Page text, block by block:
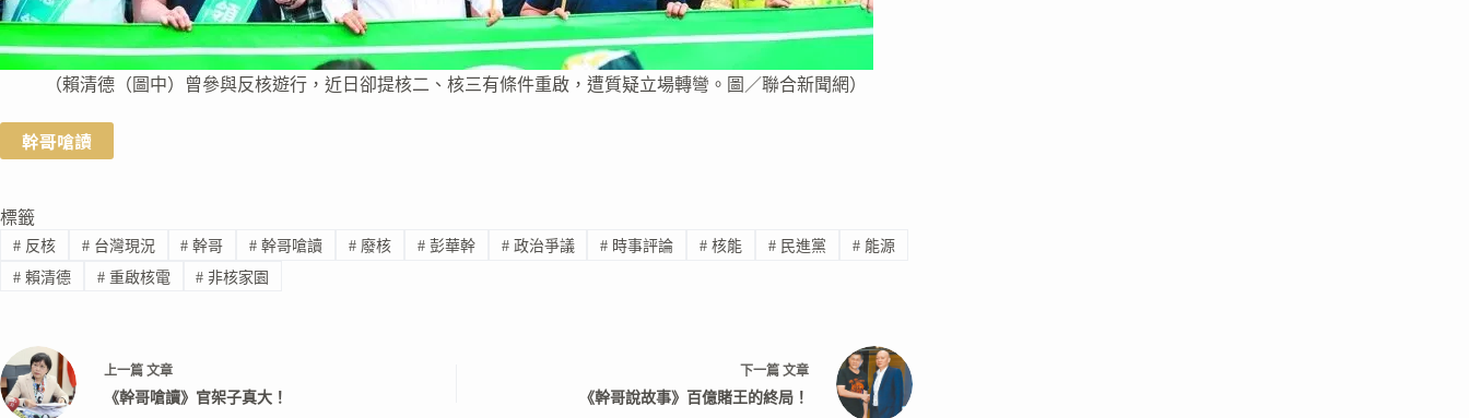
（賴清德（圖中）曾參與反核遊行，近日卻提核二、核三有條件重啟，遭質疑立場轉彎。圖／聯合新聞網）
幹哥嗆讀
標籤
#反核 #台灣現況 # 幹哥 # 幹哥嗆讀 # 廢核 #彭華幹 #政治爭議 # 時事評論 # 核能 #民進黨 #能源
#賴清德 #重啟核電 # 非核家園
上一篇 文章
《幹哥嗆讀》官架子真大！
下一篇 文章
《幹哥說故事》百億賭王的終局！